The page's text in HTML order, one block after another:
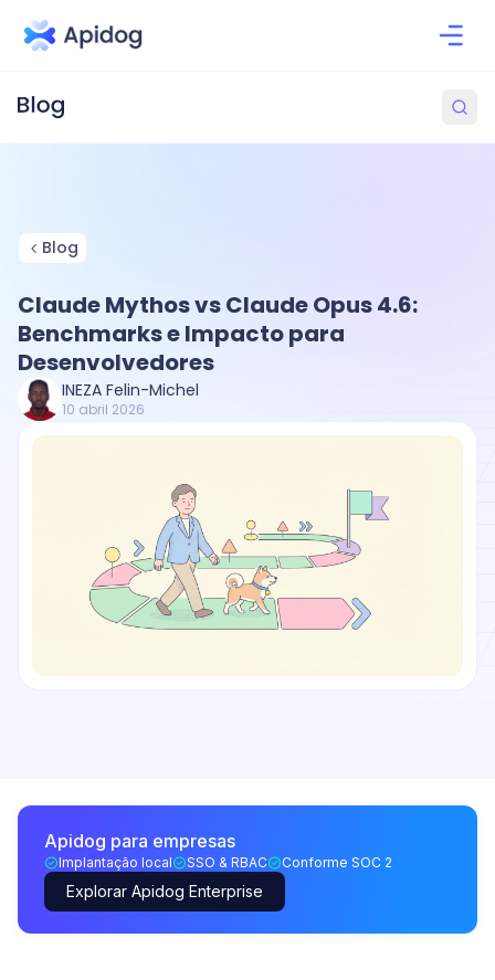
Blog
Claude Mythos vs Claude Opus 4.6:
Benchmarks e Impacto para
Desenvolvedores
INEZA Felin-Michel
10 abril 2026
Apidog para empresas
Implantação local SSO & RBAC Conforme SOC 2
Explorar Apidog Enterprise